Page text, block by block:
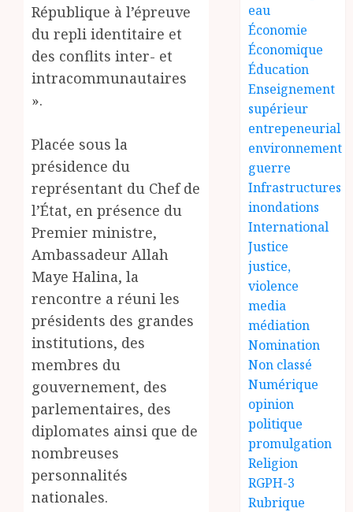
République à l’épreuve
du repli identitaire et
des conflits inter- et
intracommunautaires
».
Placée sous la
présidence du
représentant du Chef de
l’État, en présence du
Premier ministre,
Ambassadeur Allah
Maye Halina, la
rencontre a réuni les
présidents des grandes
institutions, des
membres du
gouvernement, des
parlementaires, des
diplomates ainsi que de
nombreuses
personnalités
nationales.
eau
Économie
Économique
Éducation
Enseignement
supérieur
entrepeneurial
environnement
guerre
Infrastructures
inondations
International
Justice
justice,
violence
media
médiation
Nomination
Non classé
Numérique
opinion
politique
promulgation
Religion
RGPH-3
Rubrique